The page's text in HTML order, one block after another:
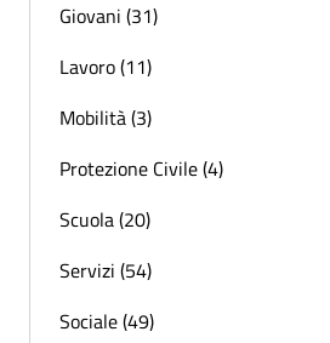
Giovani (31)
Lavoro (11)
Mobilità (3)
Protezione Civile (4)
Scuola (20)
Servizi (54)
Sociale (49)